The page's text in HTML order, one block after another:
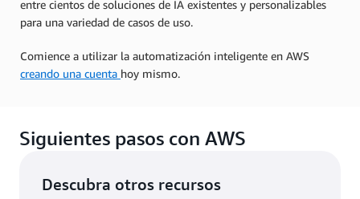
entre cientos de soluciones de IA existentes y personalizables
para una variedad de casos de uso.
Comience a utilizar la automatización inteligente en AWS
creando una cuenta hoy mismo.
Siguientes pasos con AWS
Descubra otros recursos